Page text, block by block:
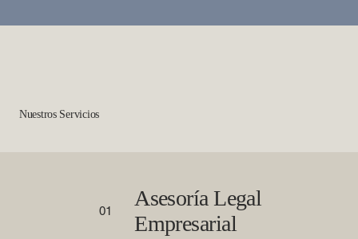
Nuestros Servicios
01
Asesoría Legal
Empresarial